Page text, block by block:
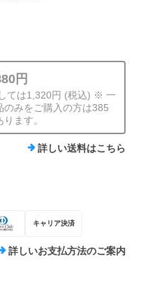
円
ては1,320円 (税込) ※ 一
のみをご購入の方は385
ます。
詳しい送料はこちら
キャリア決済
詳しいお支払方法のご案内